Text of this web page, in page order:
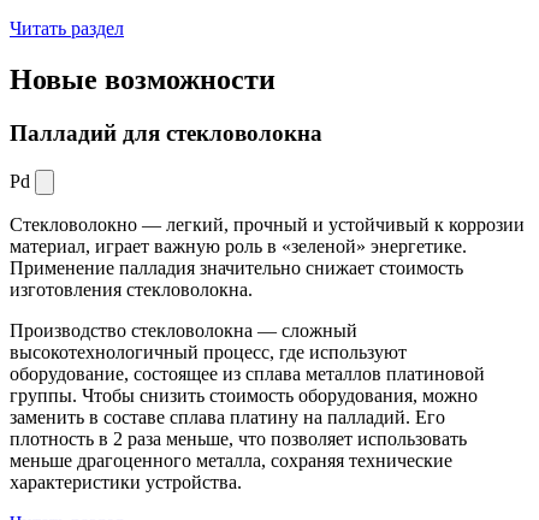
Читать раздел
Новые возможности
Палладий для стекловолокна
Pd
Стекловолокно — легкий, прочный и устойчивый к коррозии
материал, играет важную роль в «зеленой» энергетике.
Применение палладия значительно снижает стоимость
изготовления стекловолокна.
Производство стекловолокна — сложный
высокотехнологичный процесс, где используют
оборудование, состоящее из сплава металлов платиновой
группы. Чтобы снизить стоимость оборудования, можно
заменить в составе сплава платину на палладий. Его
плотность в 2 раза меньше, что позволяет использовать
меньше драгоценного металла, сохраняя технические
характеристики устройства.